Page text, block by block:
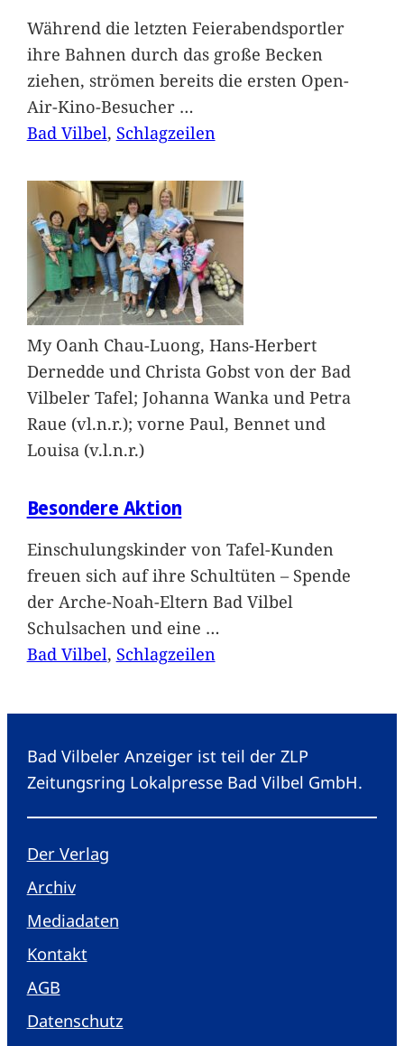
Während die letzten Feierabendsportler
ihre Bahnen durch das große Becken
ziehen, strömen bereits die ersten Open-
Air-Kino-Besucher …
Bad Vilbel, Schlagzeilen
My Oanh Chau-Luong, Hans-Herbert
Dernedde und Christa Gobst von der Bad
Vilbeler Tafel; Johanna Wanka und Petra
Raue (vl.n.r.); vorne Paul, Bennet und
Louisa (v.l.n.r.)
Besondere Aktion
Einschulungskinder von Tafel-Kunden
freuen sich auf ihre Schultüten – Spende
der Arche-Noah-Eltern Bad Vilbel
Schulsachen und eine …
Bad Vilbel, Schlagzeilen
Bad Vilbeler Anzeiger ist teil der ZLP
Zeitungsring Lokalpresse Bad Vilbel GmbH.
Der Verlag
Archiv
Mediadaten
Kontakt
AGB
Datenschutz